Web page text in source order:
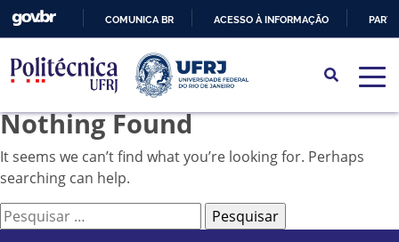
PARA
O
CONTEÚDO
COMUNICA BR ACESSO À INFORMAÇÃO
Nothing Found
It seems we can’t find what you’re looking for. Perhaps
searching can help.
Pesquisar
por: